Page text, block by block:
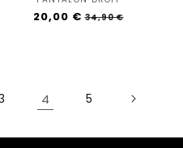
Regular
20,00 € Sale
34,90 €
4 5